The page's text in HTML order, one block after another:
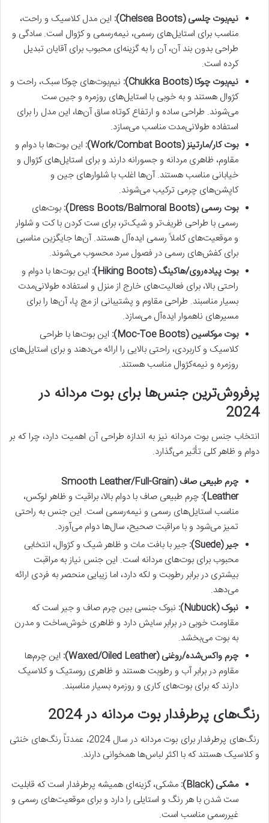
نیم‌بوت چلسی (Chelsea Boots):
این مدل کلاسیک و راحت،
مناسب برای استایل‌های رسمی، نیمه‌رسمی و کژوال است. سادگی و
طراحی بدون بند آن، آن را به گزینه‌ای محبوب برای آقایان تبدیل
کرده است.
نیم‌بوت چوکا (Chukka Boots):
نیم‌بوت‌های چوکا سبک، راحت و
کژوال هستند و به خوبی با استایل‌های روزمره و جین ست
می‌شوند. طراحی ساده و ارتفاع کوتاه ساق آن‌ها، این مدل را برای
استفاده طولانی‌مدت مناسب می‌سازد.
بوت کار/مارتینز (Work/Combat Boots):
این بوت‌ها با دوام و
مقاوم، ظاهری مردانه و جسورانه دارند و برای استایل‌های کژوال و
خیابانی مناسب هستند. آن‌ها اغلب با شلوارهای جین و
کاپشن‌های چرمی ترکیب می‌شوند.
بوت رسمی (Dress Boots/Balmoral Boots):
بوت‌های
رسمی با طراحی ظریف‌تر و شیک‌تر، برای ست کردن با کت و شلوار
و موقعیت‌های کاملاً رسمی ایده‌آل هستند. آن‌ها جایگزین مناسبی
برای کفش‌های رسمی در فصول سرد محسوب می‌شوند.
بوت پیاده‌روی/هاکینگ (Hiking Boots):
این بوت‌ها با دوام و
راحتی بالا، برای فعالیت‌های خارج از منزل و استفاده طولانی‌مدت
بسیار مناسبند. طراحی مقاوم و پشتیبانی از مچ پا، آن‌ها را برای
مسیرهای ناهموار ایده‌آل می‌سازد.
بوت موکاسین (Moc-Toe Boots):
این بوت‌ها با طراحی
کلاسیک و کاربردی، راحتی بالایی را ارائه می‌دهند و برای استایل‌های
روزمره و نیمه‌کژوال مناسب هستند.
پرفروش‌ترین جنس‌ها برای بوت مردانه در
2024
انتخاب جنس بوت مردانه نیز به اندازه طراحی آن اهمیت دارد، چرا که بر
دوام و ظاهر کلی تأثیر می‌گذارد.
چرم طبیعی صاف (Smooth Leather/Full-Grain
Leather): چرم طبیعی صاف با دوام بالا، براقیت و ظاهر لوکس،
مناسب استایل‌های رسمی و نیمه‌رسمی است. این جنس به راحتی
تمیز می‌شود و با مراقبت صحیح، سال‌ها دوام می‌آورد.
جیر (Suede):
جیر با بافت مات و ظاهر شیک و کژوال، انتخابی
محبوب برای بوت‌های مردانه است. این جنس نیاز به مراقبت
بیشتری در برابر رطوبت و لکه دارد، اما زیبایی منحصر به فردی ارائه
می‌دهد.
نبوک (Nubuck):
نبوک جنسی بین چرم صاف و جیر است که
مقاومت خوبی در برابر سایش دارد و ظاهری خوش‌ساخت و مدرن
به بوت می‌بخشد.
چرم واکس‌شده/روغنی (Waxed/Oiled Leather):
این چرم‌ها
مقاوم در برابر آب و رطوبت هستند و ظاهری روستیک و کلاسیک
دارند که برای بوت‌های کاری و روزمره بسیار مناسبند.
رنگ‌های پرطرفدار بوت مردانه در 2024
رنگ‌های پرطرفدار برای بوت مردانه در سال 2024، عمدتاً رنگ‌های خنثی
و کلاسیک هستند که با اکثر لباس‌ها همخوانی دارند.
مشکی (Black):
مشکی، گزینه‌ای همیشه پرطرفدار است که قابلیت
ست شدن با هر رنگ و استایلی را دارد و برای موقعیت‌های رسمی و
غیررسمی مناسب است.